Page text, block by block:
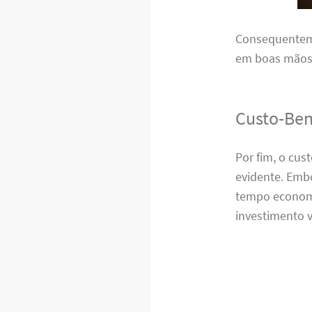
em boas
Custo-
Por fim, o
evidente.
tempo
investimento